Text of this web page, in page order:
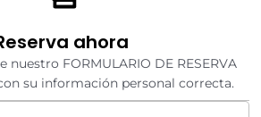
ahora
FORMULARIO DE RESERVA
su información personal correcta.